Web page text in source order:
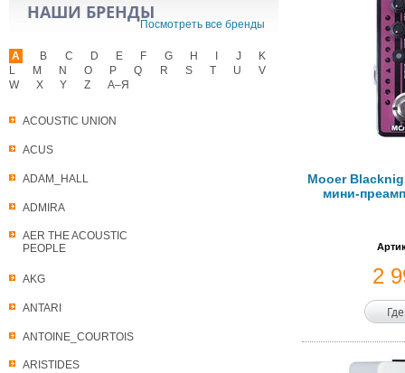
НАШИ БРЕНДЫ
Посмотреть все бренды
A
ACOUSTIC UNION
ACUS
ADAM_HALL
ADMIRA
AER THE ACOUSTIC
PEOPLE
AKG
ANTARI
ANTOINE_COURTOIS
ARISTIDES
B C D E F G H J
K
L
M N O P Q R S T U
V
W
X Y Z А–Я
Mooer
мини-
2